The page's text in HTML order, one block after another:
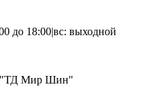
до 18:00|вс: выходной
"ТД Мир Шин"